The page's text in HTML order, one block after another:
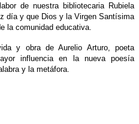
de nuestra bibliotecaria Rubiela
día y que Dios y la Virgen Santísima
la comunidad educativa.
y obra de Aurelio Arturo, poeta
influencia en la nueva poesía
y la metáfora.